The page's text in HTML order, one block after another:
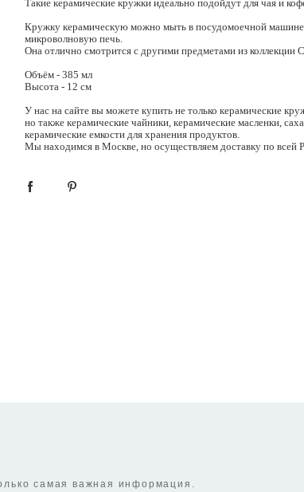
Такие керамические кружки идеально подойдут для чая и
Кружку керамическую можно мыть в посудомоечной машине
микроволновую печь.
Она отлично смотрится с другими предметами из коллекции
Объём - 385 мл
Высота - 12 см
У нас на сайте вы можете купить не только керамические
но также керамические чайники, керамические масленки,
керамические емкости для хранения продуктов.
Мы находимся в Москве, но осуществляем доставку по всей
самая важная информация.